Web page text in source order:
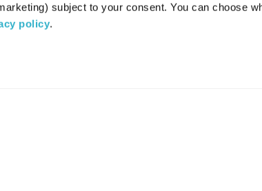
subject to your consent. You can choose
policy.